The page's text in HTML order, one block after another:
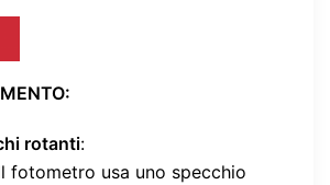
rotanti:
fotometro usa uno specchio